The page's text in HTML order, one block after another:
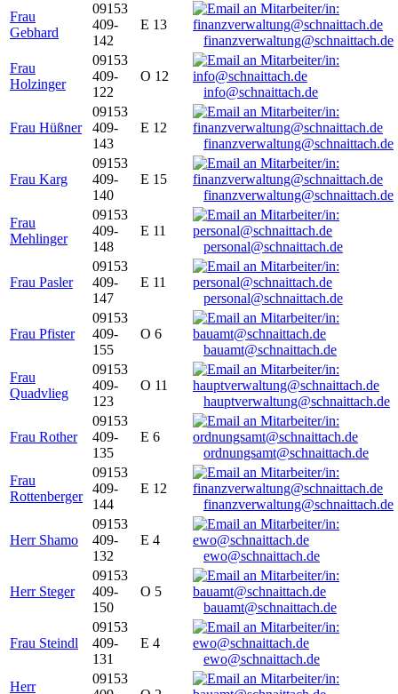
Frau
Gebhard
09153
409-
142
E 13
finanzverwaltung@schnaittach.de
Frau
Holzinger
09153
409-
122
O 12
info@schnaittach.de
Frau Hüßner
09153
409-
143
E 12
finanzverwaltung@schnaittach.de
Frau Karg
09153
409-
140
E 15
finanzverwaltung@schnaittach.de
Frau
Mehlinger
09153
409-
148
E 11
personal@schnaittach.de
Frau Pasler
09153
409-
147
E 11
personal@schnaittach.de
Frau Pfister
09153
409-
155
O 6
bauamt@schnaittach.de
Frau
Quadvlieg
09153
409-
123
O 11
hauptverwaltung@schnaittach.de
Frau Rother
09153
409-
135
E 6
ordnungsamt@schnaittach.de
Frau
Rottenberger
09153
409-
144
E 12
finanzverwaltung@schnaittach.de
Herr Shamo
09153
409-
132
E 4
ewo@schnaittach.de
Herr Steger
09153
409-
150
O 5
bauamt@schnaittach.de
Frau Steindl
09153
409-
131
E 4
ewo@schnaittach.de
Herr
09153